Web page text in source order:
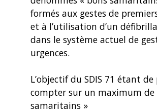
formés aux gestes de
et à l’utilisation d’un
dans le système actuel de
urgences.
L’objectif du SDIS 71 étant
compter sur un maximum de
samaritains »